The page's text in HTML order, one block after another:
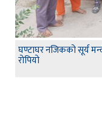
घण्टाघर नजिकको सूर्य
रोपियो